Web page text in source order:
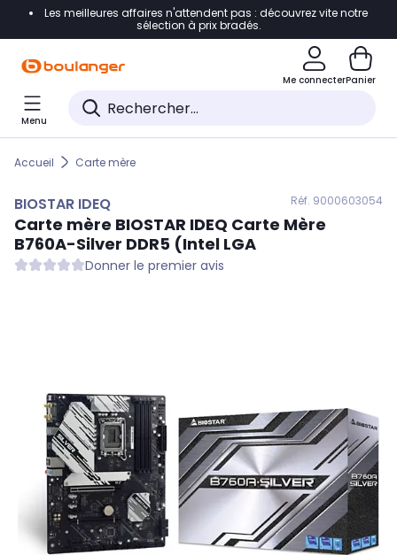
Accéder directement à la navigation
Accéder directement au pied de page
Accéder directement au chatbot
Les meilleures affaires n'attendent pas : découvrez vite notre
sélection à prix bradés.
Me connecterPanier
Menu
Accueil Carte mère
BIOSTAR IDEQ Réf. 9000603054
Carte mère BIOSTAR IDEQ Carte Mère
B760A-Silver DDR5 (Intel LGA
Donner le premier avis